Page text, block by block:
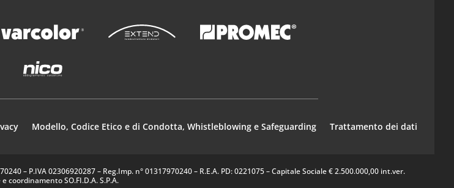
Modello, Codice Etico e di Condotta, Whistleblowing e Safeguarding Trattamento dei dati
– P.IVA 02306920287 – Reg.Imp. n° 01317970240 – R.E.A. PD: 0221075 – Capitale Sociale € 2.500.000,00 int.ver.
coordinamento SO.FI.D.A. S.P.A.